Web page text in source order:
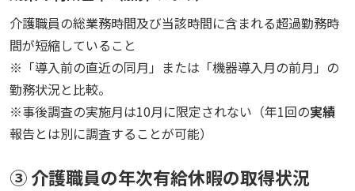
介護職員の総業務時間及び当該時間に含まれる超過勤務時
間が短縮していること
※「導入前の直近の同月」または「機器導入月の前月」の
勤務状況と比較。
※事後調査の実施月は10月に限定されない（年1回の実績
報告とは別に調査することが可能）
③ 介護職員の年次有給休暇の取得状況